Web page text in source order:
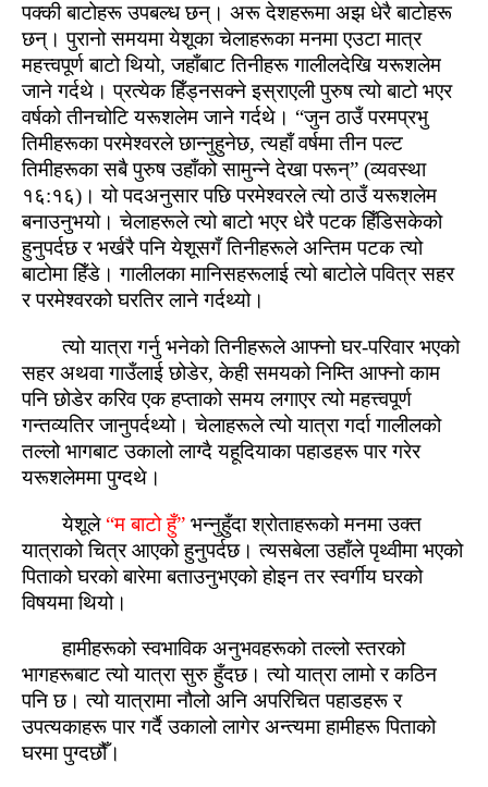
पक्की बाटोहरू उपबल्‍ध छन्। अरू देशहरूमा अझ धेरै बाटोहरू
छन्। पुरानो समयमा येशूका चेलाहरूका मनमा एउटा मात्र
महत्त्‍वपूर्ण बाटो थियो, जहाँबाट तिनीहरू गालीलदेखि यरूशलेम
जाने गर्दथे। प्रत्येक हिँड्नसक्‍ने इस्राएली पुरुष त्यो बाटो भएर
वर्षको तीनचोटि यरूशलेम जाने गर्दथे। “जुन ठाउँ परमप्रभु
तिमीहरूका परमेश्‍वरले छान्नुहुनेछ, त्यहाँ वर्षमा तीन पल्‍ट
तिमीहरूका सबै पुरुष उहाँको सामुन्ने देखा परून्” (व्यवस्‍था
१६:१६)। यो पदअनुसार पछि परमेश्‍वरले त्यो ठाउँ यरूशलेम
बनाउनुभयो। चेलाहरूले त्यो बाटो भएर धेरै पटक हिँडिसकेको
हुनुपर्दछ र भर्खरै पनि येशूसगँ तिनीहरूले अन्‍तिम पटक त्यो
बाटोमा हिँडे। गालीलका मानिसहरूलाई त्यो बाटोले पवित्र सहर
र परमेश्‍वरको घरतिर लाने गर्दथ्यो।
त्यो यात्रा गर्नु भनेको तिनीहरूले आफ्‍नो घर-परिवार भएको
सहर अथवा गाउँलाई छोडेर, केही समयको निम्‍ति आफ्‍नो काम
पनि छोडेर करिव एक हप्‍ताको समय लगाएर त्यो महत्त्‍वपूर्ण
गन्‍तव्यतिर जानुपर्दथ्यो। चेलाहरूले त्यो यात्रा गर्दा गालीलको
तल्लो भागबाट उकालो लाग्‍दै यहूदियाका पहाडहरू पार गरेर
यरूशलेममा पुग्‍दथे।
येशूले “म बाटो हुँ” भन्‍नुहुँदा श्रोताहरूको मनमा उक्त
यात्राको चित्र आएको हुनुपर्दछ। त्यसबेला उहाँले पृथ्‍वीमा भएको
पिताको घरको बारेमा बताउनुभएको होइन तर स्‍वर्गीय घरको
विषयमा थियो।
हामीहरूको स्‍वभाविक अनुभवहरूको तल्‍लो स्‍तरको
भागहरूबाट त्यो यात्रा सुरु हुँदछ। त्यो यात्रा लामो र कठिन
पनि छ। त्यो यात्रामा नौलो अनि अपरिचित पहाडहरू र
उपत्यकाहरू पार गर्दै उकालो लागेर अन्‍त्यमा हामीहरू पिताको
घरमा पुग्‍दछौँ।